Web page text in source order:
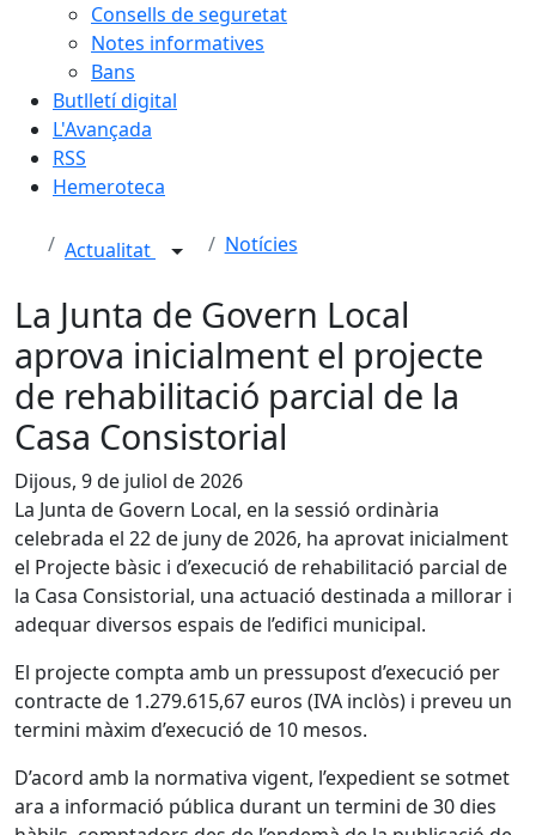
Consells de seguretat
Notes informatives
Bans
Butlletí digital
L'Avançada
RSS
Hemeroteca
Actualitat Notícies
La Junta de Govern Local
aprova inicialment el projecte
de rehabilitació parcial de la
Casa Consistorial
Dijous, 9 de juliol de 2026
La Junta de Govern Local, en la sessió ordinària
celebrada el 22 de juny de 2026, ha aprovat inicialment
el Projecte bàsic i d’execució de rehabilitació parcial de
la Casa Consistorial, una actuació destinada a millorar i
adequar diversos espais de l’edifici municipal.
El projecte compta amb un pressupost d’execució per
contracte de 1.279.615,67 euros (IVA inclòs) i preveu un
termini màxim d’execució de 10 mesos.
D’acord amb la normativa vigent, l’expedient se sotmet
ara a informació pública durant un termini de 30 dies